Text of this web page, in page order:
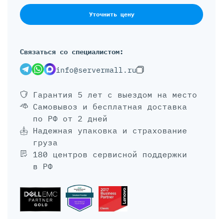
Уточнить цену
Связаться со специалистом:
info@servermall.ru
Гарантия 5 лет с выездом на место
Самовывоз и бесплатная доставка
по РФ от 2 дней
Надежная упаковка и страхование
груза
180 центров сервисной поддержки
в РФ